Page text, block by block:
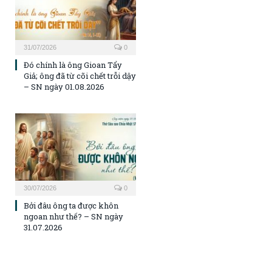
31/07/2026 0
Đó chính là ông Gioan Tẩy
Giả; ông đã từ cõi chết trỗi dậy
– SN ngày 01.08.2026
30/07/2026 0
Bởi đâu ông ta được khôn
ngoan như thế? – SN ngày
31.07.2026